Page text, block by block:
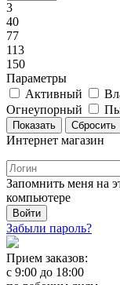
3
40
77
113
150
Параметры
Активный
Огнеупорный
Интернет магазин
Запомнить меня на
компьютере
Забыли пароль?
Прием заказов:
с 9:00 до 18:00